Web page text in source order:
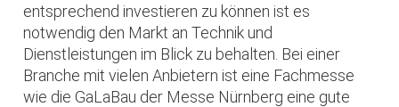
entsprechend investieren zu können ist es
notwendig den Markt an Technik und
Dienstleistungen im Blick zu behalten. Bei einer
Branche mit vielen Anbietern ist eine Fachmesse
wie die GaLaBau der Messe Nürnberg eine gute